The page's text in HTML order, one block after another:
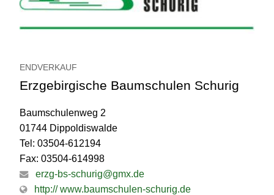
ENDVERKAUF
Erzgebirgische Baumschulen Schurig
Baumschulenweg 2
01744 Dippoldiswalde
Tel: 03504-612194
Fax: 03504-614998
erzg-bs-schurig@gmx.de
http:// www.baumschulen-schurig.de